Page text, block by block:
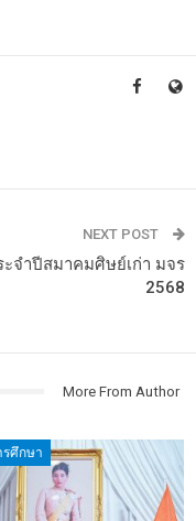
NEXT POST
จำปีสมาคมศิษย์เก่า มจร
2568
More From Author
ศึกษา